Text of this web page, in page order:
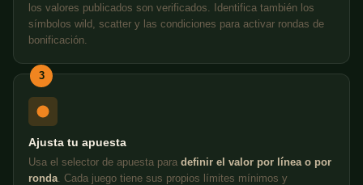
los valores publicados son verificados. Identifica también los
símbolos wild, scatter y las condiciones para activar rondas de
bonificación.
3
Ajusta tu apuesta
Usa el selector de apuesta para definir el valor por línea o por
ronda . Cada juego tiene sus propios límites mínimos y